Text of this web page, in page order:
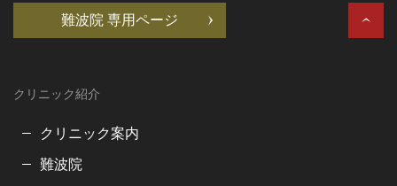
難波院 専用ページ
クリニック紹介
クリニック案内
難波院